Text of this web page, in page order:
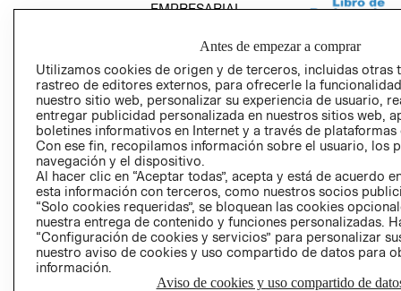
EMPRESARIAL
AVISO DE
PRIVACIDAD
GIFT CARD
Antes de empezar a comprar
Utilizamos cookies de origen y de terceros, incluidas otras
rastreo de editores externos, para ofrecerle la
nuestro sitio web, personalizar su experiencia de usuario,
entregar publicidad personalizada en nuestros sitios web,
boletines informativos en Internet y a través de plataformas
Con ese fin, recopilamos información sobre el usuario, los
navegación y el dispositivo.
Al hacer clic en “Aceptar todas”, acepta y está de acuerdo
esta información con terceros, como nuestros socios
“Solo cookies requeridas”, se bloquean las cookies
nuestra entrega de contenido y funciones personalizadas.
“Configuración de cookies y servicios” para personalizar
nuestro aviso de cookies y uso compartido de datos para
información.
Aviso de cookies y uso compartido de